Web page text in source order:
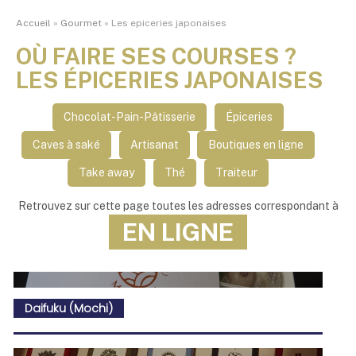
Accueil » Gourmet » Les epiceries japonaises
OÙ FAIRE SES COURSES ?
LES ÉPICERIES JAPONAISES
Chocolat-Pain-Pâtisserie Épiceries
Caves à saké Artisanat Boutiques en ligne
Take away Thé Traiteur
Retrouvez sur cette page toutes les adresses correspondant à
EN LIGNE
Daifuku (Mochi)